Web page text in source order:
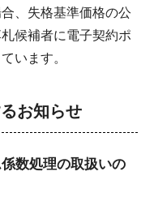
、失格基準価格の公
候補者に電子契約ポ
います。
お知らせ
数処理の取扱いの